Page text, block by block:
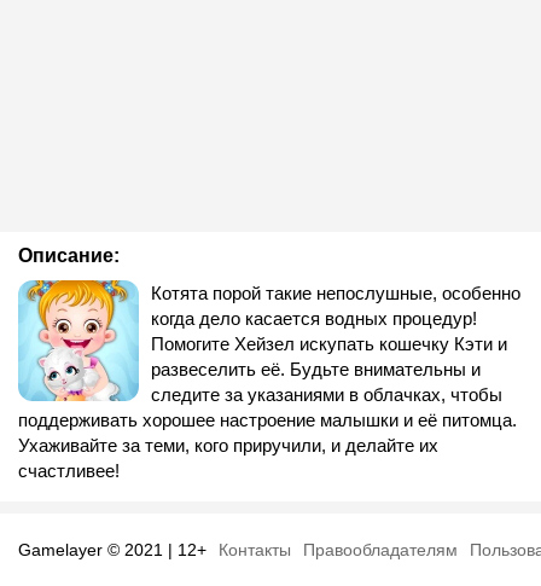
Описание:
Котята порой такие непослушные, особенно
когда дело касается водных процедур!
Помогите Хейзел искупать кошечку Кэти и
развеселить её. Будьте внимательны и
следите за указаниями в облачках, чтобы
поддерживать хорошее настроение малышки и её питомца.
Ухаживайте за теми, кого приручили, и делайте их
счастливее!
Gamelayer © 2021 | 12+ Контакты Правообладателям